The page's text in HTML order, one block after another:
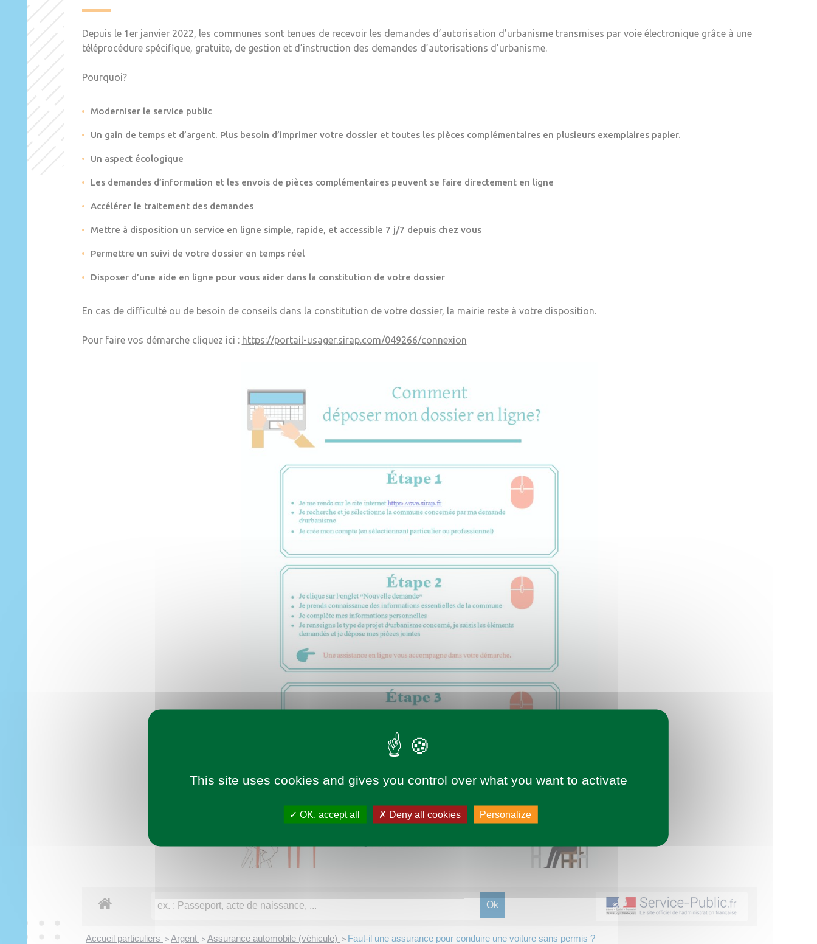
Découvrir
Municipalité
À tout âge
Vie pratique
Loisirs
Imaginer demain
Depuis le 1er janvier 2022, les communes sont tenues de recevoir les demandes d’autorisation d’urbanisme transmises par voie électronique grâce à une
téléprocédure spécifique, gratuite, de gestion et d’instruction des demandes d’autorisations d’urbanisme.
Pourquoi?
Moderniser le service public
Un gain de temps et d’argent. Plus besoin d’imprimer votre dossier et toutes les pièces complémentaires en plusieurs exemplaires papier.
Un aspect écologique
Les demandes d’information et les envois de pièces complémentaires peuvent se faire directement en ligne
Accélérer le traitement des demandes
Mettre à disposition un service en ligne simple, rapide, et accessible 7 j/7 depuis chez vous
Permettre un suivi de votre dossier en temps réel
Disposer d’une aide en ligne pour vous aider dans la constitution de votre dossier
En cas de difficulté ou de besoin de conseils dans la constitution de votre dossier, la mairie reste à votre disposition.
Pour faire vos démarche cliquez ici : https://portail-usager.sirap.com/049266/connexion
Accueil particuliers > Argent > Assurance automobile (véhicule) > Faut-il une assurance pour conduire une voiture sans permis ?
This site uses cookies and gives you control over what you want to activate
OK, accept all Deny all cookies Personalize